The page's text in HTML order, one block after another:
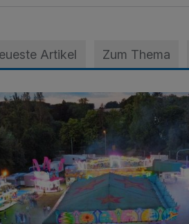
Artikel Zum Thema